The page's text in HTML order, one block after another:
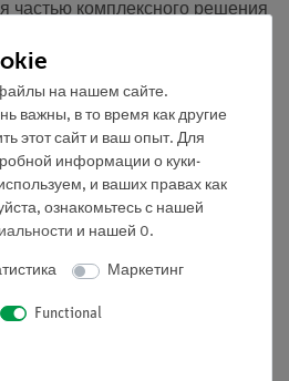
частью комплексного решения
вводного
курса по физике
для преподавателя и
время для подготовки
он излучает звук 4,6 кГц и
на нашем сайте.
важны, в то время как другие
этот сайт и ваш опыт. Для
информации о куки-
и ваших правах как
ознакомьтесь с нашей
и нашей 0.
Маркетинг
Functional